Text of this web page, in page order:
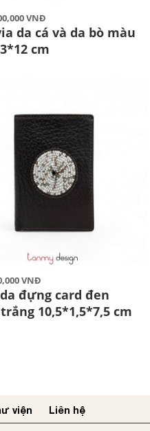
VNĐ
da cá và da bò màu
cm
VNĐ
đựng card đen
10,5*1,5*7,5 cm
viện Liên hệ